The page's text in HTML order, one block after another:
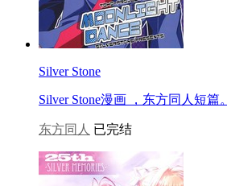
Silver Stone
Silver Stone漫画 ，东方同人短篇。
东方同人 已完结